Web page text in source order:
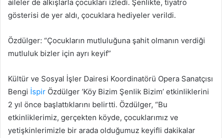
aileler de alkışlarla çocukları izledi. Şenlikte, tiyatro
gösterisi de yer aldı, çocuklara hediyeler verildi.
Özdülger: “Çocukların mutluluğuna şahit olmanın verdiği
mutluluk bizler için ayrı keyif”
Kültür ve Sosyal İşler Dairesi Koordinatörü Opera Sanatçısı
Bengi İspir Özdülger ‘Köy Bizim Şenlik Bizim’ etkinliklerini
2 yıl önce başlattıklarını belirtti. Özdülger, “Bu
etkinliklerimiz, gerçekten köyde, çocuklarımız ve
yetişkinlerimizle bir arada olduğumuz keyifli dakikalar